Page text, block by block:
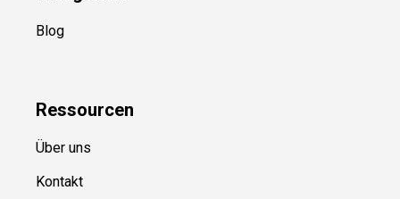
Blog
Ressourcen
Über uns
Kontakt